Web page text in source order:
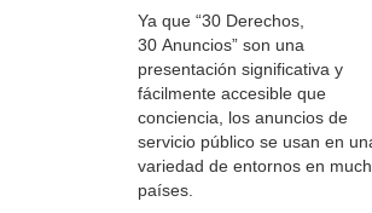
Ya que “30 Derechos,
30 Anuncios” son una
presentación significativa y
fácilmente accesible que
conciencia, los anuncios de
servicio público se usan en
variedad de entornos en
países.